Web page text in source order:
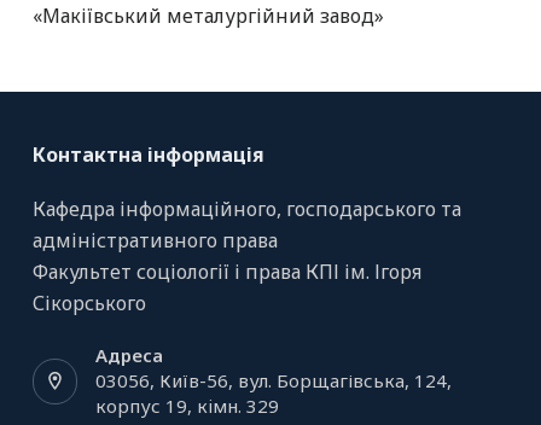
«Макіївський металургійний завод»
Контактна інформація
Кафедра інформаційного, господарського та
адміністративного права
Факультет соціології і права КПІ ім. Ігоря
Сікорського
Адреса
03056, Київ-56, вул. Борщагівська, 124,
корпус 19, кiмн. 329